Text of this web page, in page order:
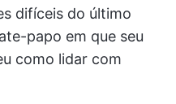
difíceis do último
papo em que seu
como lidar com